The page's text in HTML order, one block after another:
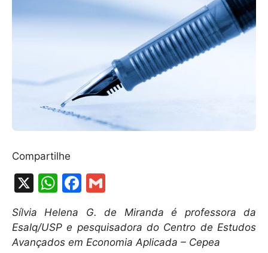
Compartilhe
X
W
h
at
s
F
a
c
e
m
ai
l
Sílvia Helena G. de Miranda é professora da
Esalq/USP e pesquisadora do Centro de Estudos
Avançados em Economia Aplicada – Cepea